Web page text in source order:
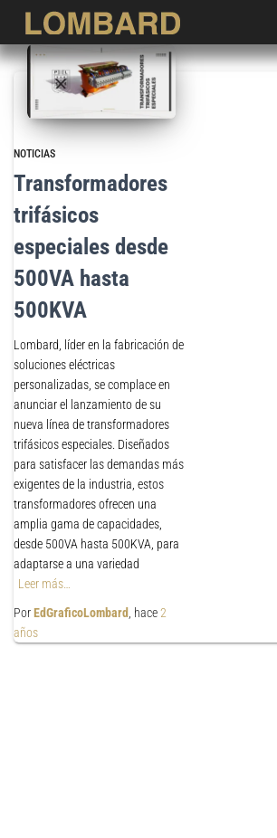
NOTICIAS
Transformadores
trifásicos
especiales desde
500VA hasta
500KVA
Lombard, líder en la fabricación de
soluciones eléctricas
personalizadas, se complace en
anunciar el lanzamiento de su
nueva línea de transformadores
trifásicos especiales. Diseñados
para satisfacer las demandas más
exigentes de la industria, estos
transformadores ofrecen una
amplia gama de capacidades,
desde 500VA hasta 500KVA, para
adaptarse a una variedad
Leer más…
PorEdGraficoLombard , hace2
años